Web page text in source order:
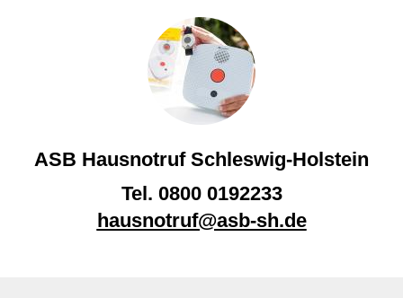
ASB Hausnotruf Schleswig-Holstein
Tel. 0800 0192233
hausnotruf@asb-sh.de